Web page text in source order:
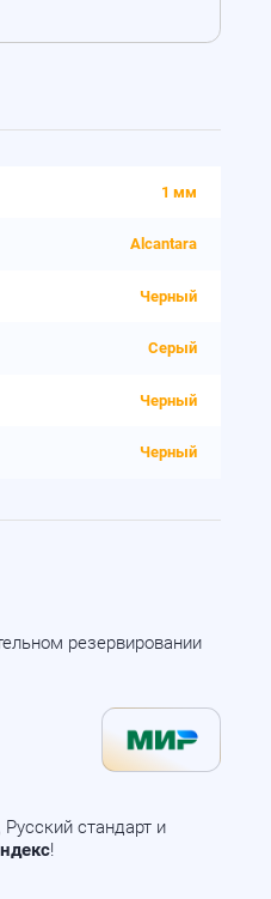
1 мм
Alcantara
Черный
Серый
Черный
Черный
резервировании
стандарт и
!